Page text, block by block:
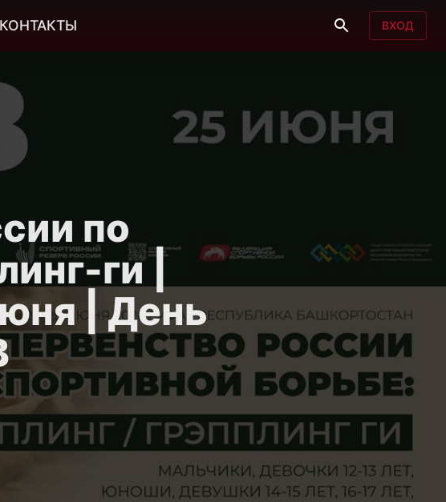
по
ги |
| День
КОНТАКТЫ ВХОД